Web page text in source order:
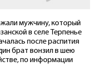
мужчину, который
в селе Терпенье
после распития
брат вонзил в шею
по информации